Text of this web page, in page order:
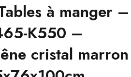
à manger –
K550 –
cristal marron